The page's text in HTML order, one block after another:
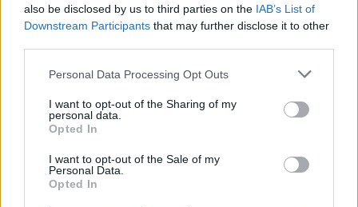
also be disclosed by us to third parties on the IAB’s List of
Downstream Participants that may further disclose it to other
Personal Data Processing Opt Outs
I want to opt-out of the Sharing of my
personal data.
Opted In
I want to opt-out of the Sale of my
Personal Data.
Opted In
ΣΚΙΑΘΟΣ
23/07/2026